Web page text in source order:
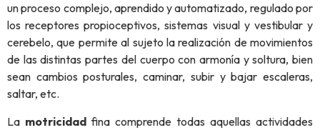
un proceso complejo, aprendido y automatizado, regulado por
los receptores propioceptivos, sistemas visual y vestibular y
cerebelo, que permite al sujeto la realización de movimientos
de las distintas partes del cuerpo con armonía y soltura, bien
sean cambios posturales, caminar, subir y bajar escaleras,
saltar, etc.
La motricidad fina comprende todas aquellas actividades